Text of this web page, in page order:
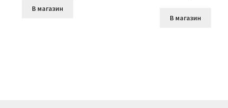
В магазин
В магазин